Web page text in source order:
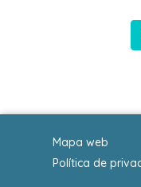
Mapa web
Política de